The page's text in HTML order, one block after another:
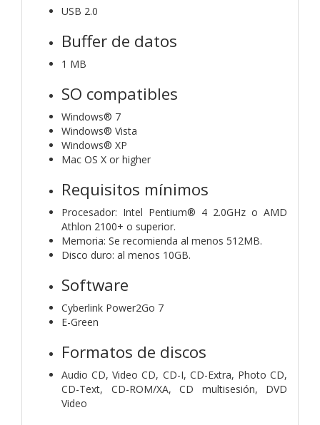
USB 2.0
Buffer de datos
1 MB
SO compatibles
Windows® 7
Windows® Vista
Windows® XP
Mac OS X or higher
Requisitos mínimos
Procesador: Intel Pentium® 4 2.0GHz o AMD
Athlon 2100+ o superior.
Memoria: Se recomienda al menos 512MB.
Disco duro: al menos 10GB.
Software
Cyberlink Power2Go 7
E-Green
Formatos de discos
Audio CD, Video CD, CD-I, CD-Extra, Photo CD,
CD-Text, CD-ROM/XA, CD multisesión, DVD
Video